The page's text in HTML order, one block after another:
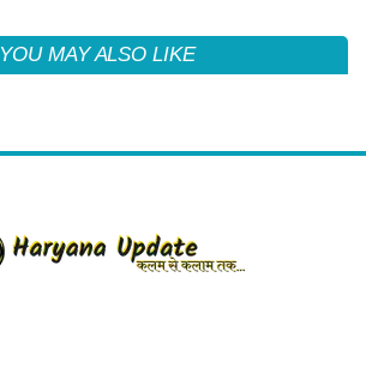
YOU MAY ALSO LIKE